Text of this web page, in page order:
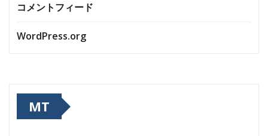
コメントフィード
WordPress.org
MT